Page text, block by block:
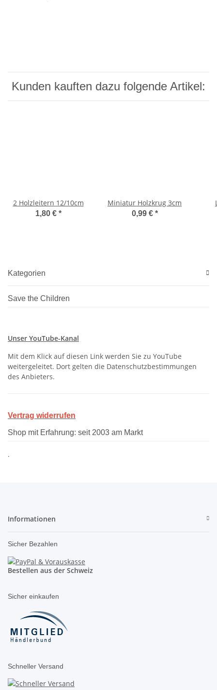
Kunden kauften dazu folgende Artikel:
2 Holzleitern 12/10cm
1,80 € *
Miniatur Holzkrug 3cm
0,99 € *
Kategorien
Save the Children
Unser YouTube-Kanal
Mit dem Klick auf diesen Link werden Sie zu YouTube
weitergeleitet. Dort gelten die Datenschutzbestimmungen
des Anbieters.
Vertrag widerrufen
Shop mit Erfahrung: seit 2003 am Markt
.
Informationen
Sicher Bezahlen
Bestellen aus der Schweiz
Sicher einkaufen
Schneller Versand